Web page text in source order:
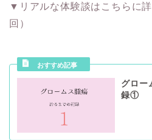
▼リアルな体験談はこちらに
回）
グロー
録①